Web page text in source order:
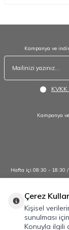
Kampanya ve
Kampanya
Hafta içi 08:30 - 18:30
Önemli Bilgiler
Çerez
Kişisel
sunulması
Konuyla ilgili